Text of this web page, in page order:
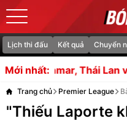
Lịch thi đấu Kết quả Chuyển
Mới nhất:
vào bán kết với thành
Trang chủ Premier League
"Thiếu Laporte